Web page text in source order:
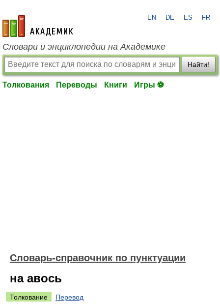
academic.ru
EN DE ES FR
Словари и энциклопедии на Академике
Найти!
Толкования Переводы Книги Игры ⚽
Словарь-справочник по пунктуации
на авось
Толкование
Перевод